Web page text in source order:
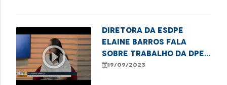
play_circle_outline
Diretora da ESDPE
Elaine Barros fala
sobre trabalho da DPE
na região tocantina
19/09/2023